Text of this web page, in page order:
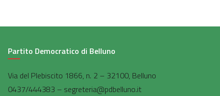
Partito Democratico di Belluno
Via del Plebiscito 1866, n. 2 – 32100, Belluno
0437/444383 – segreteria@pdbelluno.it